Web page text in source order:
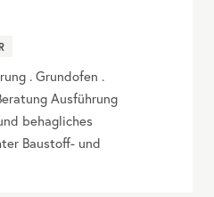
. Grundofen .
Ausführung
behagliches
Baustoff- und